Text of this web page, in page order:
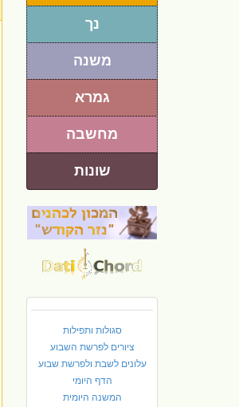
נך
משנה
גמרא
מחשבה
שונות
סגולות ותפילות
ציורים לפרשת השבוע
עלונים לשבת ולפרשת שבוע
הדף היומי
המשנה היומית